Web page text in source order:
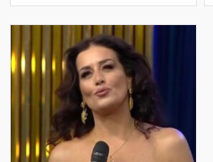
Elşən layihənin birinci hissəsində